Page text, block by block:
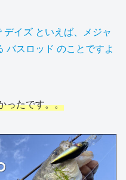
イズ といえば、メジャ
バスロッド のことですよ
ったです。。